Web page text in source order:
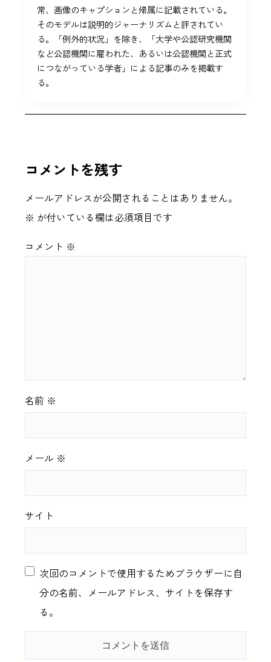
常、画像のキャプションと帰属に記載されている。
そのモデルは説明的ジャーナリズムと評されてい
る。「例外的状況」を除き、「大学や公認研究機関
など公認機関に雇われた、あるいは公認機関と正式
につながっている学者」による記事のみを掲載す
る。
コメントを残す
メールアドレスが公開されることはありません。
※ が付いている欄は必須項目です
コメント ※
名前 ※
メール ※
サイト
次回のコメントで使用するためブラウザーに自
分の名前、メールアドレス、サイトを保存す
る。